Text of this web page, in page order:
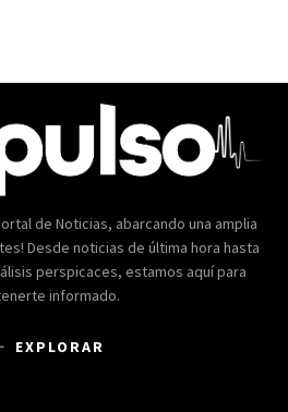
de Noticias, abarcando una amplia
Desde noticias de última hora hasta
perspicaces, estamos aquí para
informado.
EXPLORAR